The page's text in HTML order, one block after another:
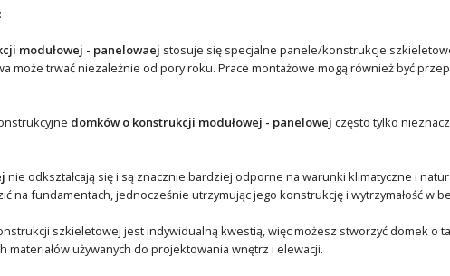
:
modułowej - panelowaej stosuje się specjalne panele/konstrukcje
może trwać niezależnie od pory roku. Prace montażowe mogą również być
domków o konstrukcji modułowej - panelowej często tylko
nie odkształcają się i są znacznie bardziej odporne na warunki klimatyczne i
na fundamentach, jednocześnie utrzymując jego konstrukcję i wytrzymałość w
szkieletowej jest indywidualną kwestią, więc możesz stworzyć domek o
używanych do projektowania wnętrz i elewacji.